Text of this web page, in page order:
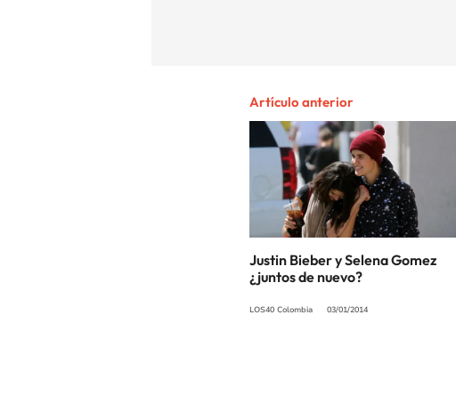
Artículo anterior
Justin Bieber y Selena Gomez
¿juntos de nuevo?
LOS40 Colombia 03/01/2014